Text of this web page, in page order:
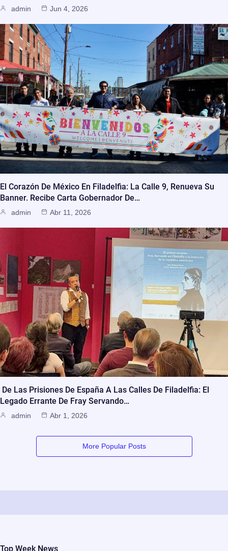
admin Jun 4, 2026
El Corazón De México En Filadelfia: La Calle 9, Renueva Su
Banner. Recibe Carta Gobernador De…
admin Abr 11, 2026
De Las Prisiones De España A Las Calles De Filadelfia: El
Legado Errante De Fray Servando…
admin Abr 1, 2026
More Popular Posts
Top Week News